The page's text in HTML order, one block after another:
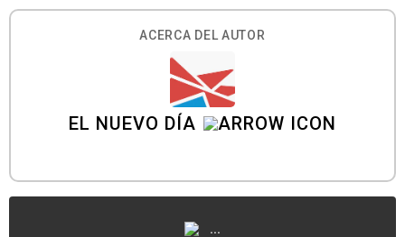
ACERCA DEL AUTOR
EL NUEVO DÍA
...